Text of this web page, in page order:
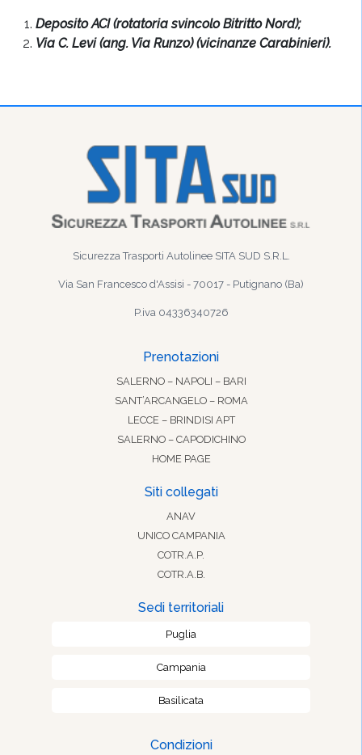
Deposito ACI (rotatoria svincolo Bitritto Nord);
Via C. Levi (ang. Via Runzo) (vicinanze Carabinieri).
Sicurezza Trasporti Autolinee SITA SUD S.R.L.
Via San Francesco d'Assisi - 70017 - Putignano (Ba)
P.iva 04336340726
Prenotazioni
SALERNO – NAPOLI – BARI
SANT’ARCANGELO – ROMA
LECCE – BRINDISI APT
SALERNO – CAPODICHINO
HOME PAGE
Siti collegati
ANAV
UNICO CAMPANIA
COTR.A.P.
COTR.A.B.
Sedi territoriali
Puglia
Campania
Basilicata
Condizioni